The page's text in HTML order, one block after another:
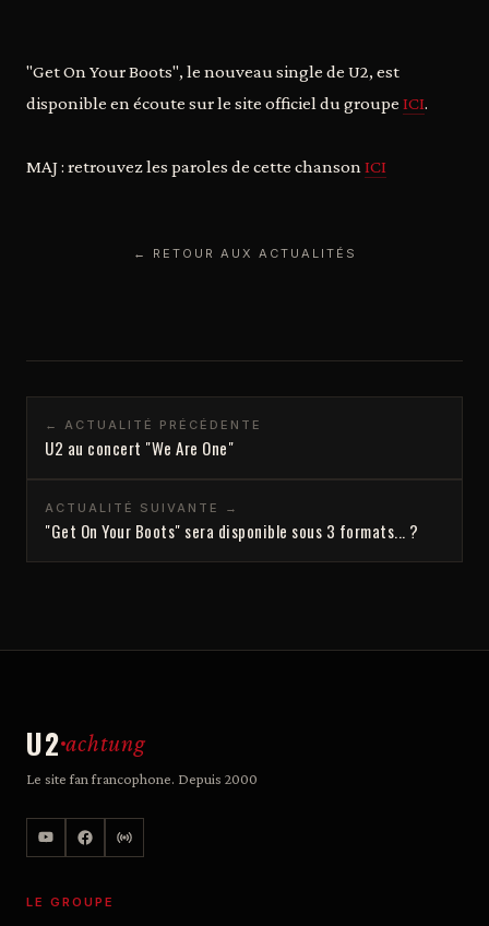
"Get On Your Boots", le nouveau single de U2, est
disponible en écoute sur le site officiel du groupe ICI.
MAJ : retrouvez les paroles de cette chansonICI
← RETOUR AUX ACTUALITÉS
← ACTUALITÉ PRÉCÉDENTE
U2 au concert "We Are One"
ACTUALITÉ SUIVANTE →
"Get On Your Boots" sera disponible sous 3 formats... ?
U2 achtung
Le site fan francophone. Depuis 2000
LE GROUPE